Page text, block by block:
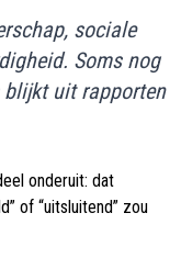
sociale
Soms nog
blijkt uit rapporten
onderuit: dat
of “uitsluitend” zou